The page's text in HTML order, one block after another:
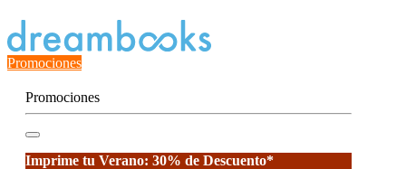
Promociones
Promociones
Imprime tu Verano: 30% de Descuento*